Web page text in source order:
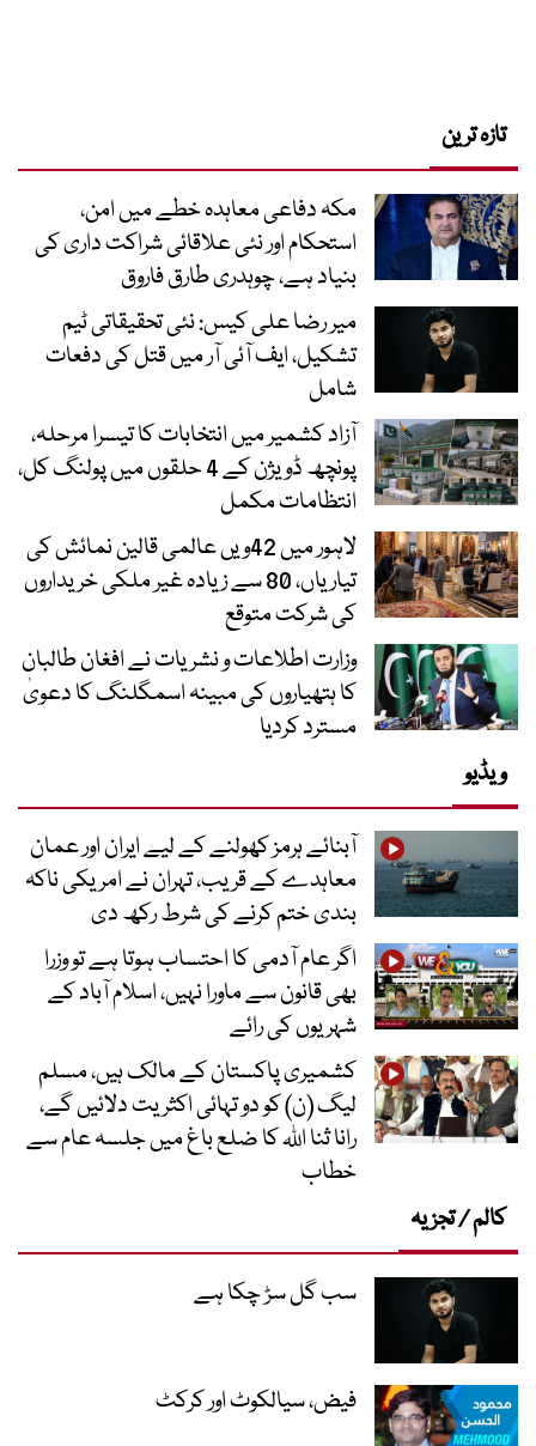
تازہ ترین
مکہ دفاعی معاہدہ خطے میں امن،
استحکام اور نئی علاقائی شراکت داری کی
بنیاد ہے، چوہدری طارق فاروق
میر رضا علی کیس: نئی تحقیقاتی ٹیم
تشکیل، ایف آئی آر میں قتل کی دفعات
شامل
آزاد کشمیر میں انتخابات کا تیسرا مرحلہ،
پونچھ ڈویژن کے 4 حلقوں میں پولنگ کل،
انتظامات مکمل
لاہور میں 42ویں عالمی قالین نمائش کی
تیاریاں، 80 سے زیادہ غیر ملکی خریداروں
کی شرکت متوقع
وزارت اطلاعات و نشریات نے افغان طالبان
کا ہتھیاروں کی مبینہ اسمگلنگ کا دعویٰ
مسترد کردیا
ویڈیو
آبنائے ہرمز کھولنے کے لیے ایران اور عمان
معاہدے کے قریب، تہران نے امریکی ناکہ
بندی ختم کرنے کی شرط رکھ دی
اگر عام آدمی کا احتساب ہوتا ہے تو وزرا
بھی قانون سے ماورا نہیں، اسلام آباد کے
شہریوں کی رائے
کشمیری پاکستان کے مالک ہیں، مسلم
لیگ (ن) کو دو تہائی اکثریت دلائیں گے،
رانا ثنا اللہ کا ضلع باغ میں جلسہ عام سے
خطاب
کالم / تجزیہ
سب گل سڑ چکا ہے
فیض، سیالکوٹ اور کرکٹ